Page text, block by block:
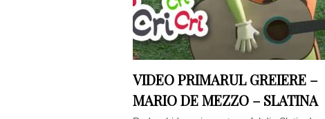
VIDEO PRIMARUL GREIERE –
MARIO DE MEZZO – SLATINA